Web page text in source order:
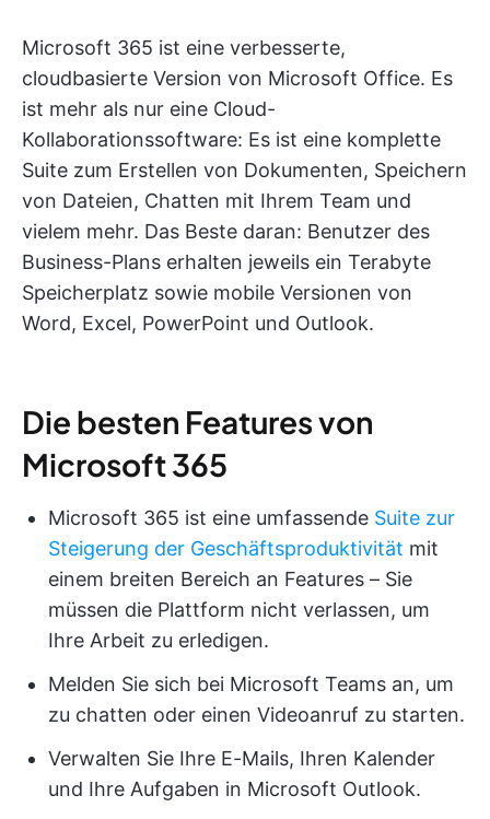
Microsoft 365 ist eine verbesserte,
cloudbasierte Version von Microsoft Office. Es
ist mehr als nur eine Cloud-
Kollaborationssoftware: Es ist eine komplette
Suite zum Erstellen von Dokumenten, Speichern
von Dateien, Chatten mit Ihrem Team und
vielem mehr. Das Beste daran: Benutzer des
Business-Plans erhalten jeweils ein Terabyte
Speicherplatz sowie mobile Versionen von
Word, Excel, PowerPoint und Outlook.
Die besten Features von
Microsoft 365
Microsoft 365 ist eine umfassende Suite zur
Steigerung der Geschäftsproduktivität mit
einem breiten Bereich an Features – Sie
müssen die Plattform nicht verlassen, um
Ihre Arbeit zu erledigen.
Melden Sie sich bei Microsoft Teams an, um
zu chatten oder einen Videoanruf zu starten.
Verwalten Sie Ihre E-Mails, Ihren Kalender
und Ihre Aufgaben in Microsoft Outlook.